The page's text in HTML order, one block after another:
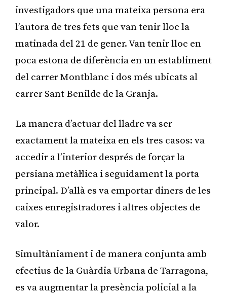
investigadors que una mateixa persona era
l’autora de tres fets que van tenir lloc la
matinada del 21 de gener. Van tenir lloc en
poca estona de diferència en un establiment
del carrer Montblanc i dos més ubicats al
carrer Sant Benilde de la Granja.
La manera d’actuar del lladre va ser
exactament la mateixa en els tres casos: va
accedir a l’interior després de forçar la
persiana metàl·lica i seguidament la porta
principal. D’allà es va emportar diners de les
caixes enregistradores i altres objectes de
valor.
Simultàniament i de manera conjunta amb
efectius de la Guàrdia Urbana de Tarragona,
es va augmentar la presència policial a la